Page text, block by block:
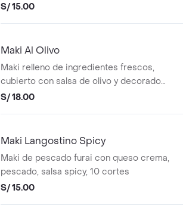
cortes
S/ 15.00
Maki Al Olivo
Maki relleno de ingredientes frescos,
cubierto con salsa de olivo y decorado
con cebolla china y ajonjolí.
S/ 18.00
Maki Langostino Spicy
Maki de pescado furai con queso crema,
pescado, salsa spicy, 10 cortes
S/ 15.00